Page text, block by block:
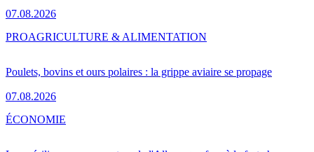
07.08.2026
Poulets, bovins et ours polaires : la grippe aviaire se propage
07.08.2026
PROAGRICULTURE & ALIMENTATION
ÉCONOMIE